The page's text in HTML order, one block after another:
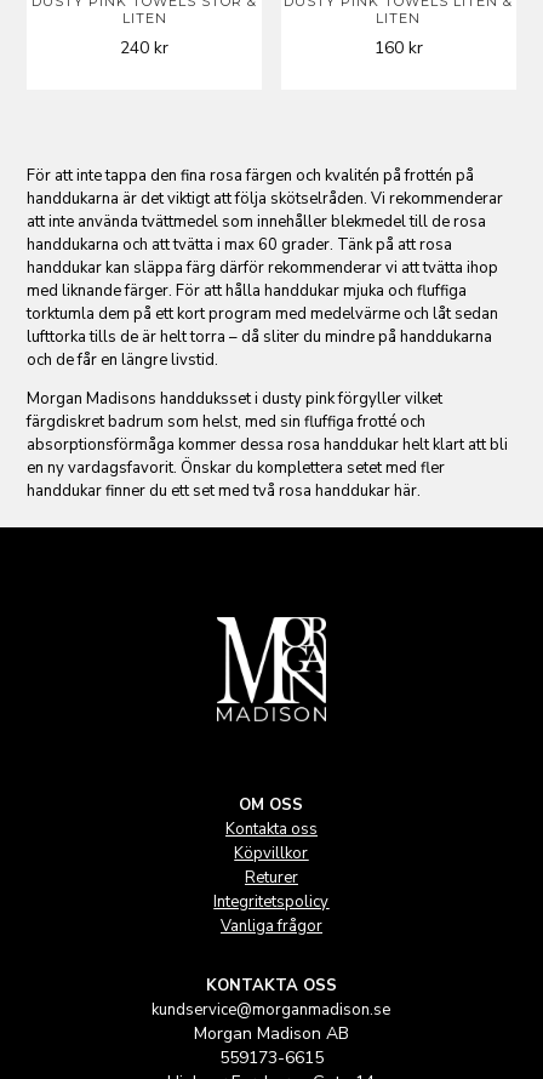
LITEN
240kr
LITEN
160 kr
För att inte tappa den fina rosa färgen och kvalitén på frottén på
handdukarna är det viktigt att följa skötselråden. Vi rekommenderar
att inte använda tvättmedel som innehåller blekmedel till de rosa
handdukarna och att tvätta i max 60 grader. Tänk på att rosa
handdukar kan släppa färg därför rekommenderar vi att tvätta ihop
med liknande färger. För att hålla handdukar mjuka och fluffiga
torktumla dem på ett kort program med medelvärme och låt sedan
lufttorka tills de är helt torra – då sliter du mindre på handdukarna
och de får en längre livstid.
Morgan Madisons handduksset i dusty pink förgyller vilket
färgdiskret badrum som helst, med sin fluffiga frotté och
absorptionsförmåga kommer dessa rosa handdukar helt klart att bli
en ny vardagsfavorit. Önskar du komplettera setet med fler
handdukar finner du ett set med två rosa handdukar här.
OM OSS
Kontakta oss
Köpvillkor
Returer
Integritetspolicy
Vanliga frågor
KONTAKTA OSS
kundservice@morganmadison.se
Morgan Madison AB
559173-6615